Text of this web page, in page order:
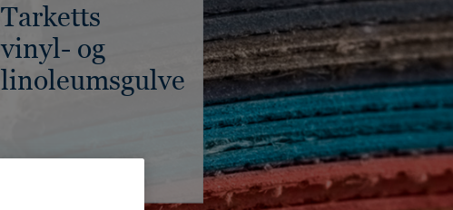
Tarketts
vinyl- og
linoleumsgulve